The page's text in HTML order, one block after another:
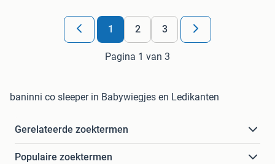
1 2 3
Pagina 1 van 3
baninni co sleeper in Babywiegjes en Ledikanten
Gerelateerde zoektermen
Populaire zoektermen